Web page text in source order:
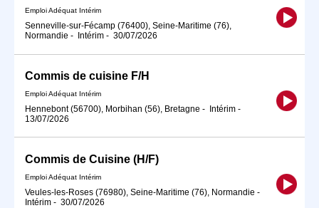
Emploi Adéquat Intérim
Senneville-sur-Fécamp (76400), Seine-Maritime (76),
Normandie - Intérim - 30/07/2026
Commis de cuisine F/H
Emploi Adéquat Intérim
Hennebont (56700), Morbihan (56), Bretagne - Intérim -
13/07/2026
Commis de Cuisine (H/F)
Emploi Adéquat Intérim
Veules-les-Roses (76980), Seine-Maritime (76), Normandie -
Intérim - 30/07/2026